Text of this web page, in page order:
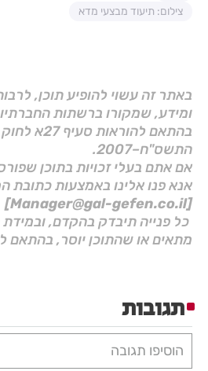
צילום: תיעוד מבצעי מדא
באתר זה עשוי להופיע תוכן,
ומידע, שמקורו ברשתות
בהתאם
התשס"ח–2007.
אם אתם בעלי זכויות בתוכן
אנא פנו אלינו באמצעות כתובת
[Manager@gal-gefen.co.il]
כל פנייה תיבדק בהקדם, ובמידת
מתאים או שהתוכן יוסר, בהתאם
תגובות
הוסיפו תגובה